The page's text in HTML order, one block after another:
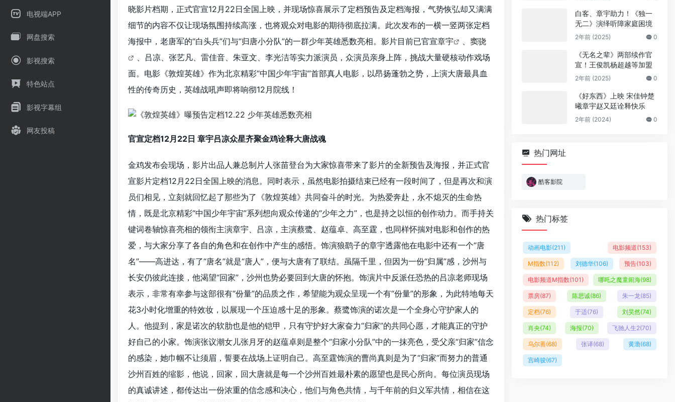
电视端APP
网盘搜索
影视搜索
特色站点
影视字幕组
网友投稿
晓影片档期，正式官宣12月22日全国上映，并现场惊喜展示了定档预告及定档海报，气势恢弘却又满满
细节的内容不仅让现场氛围持续高涨，也将观众对电影的期待彻底拉满。此次发布的一横一竖两张定档
海报中，老唐军的“白头兵”们与“归唐小分队”的一群少年英雄悉数亮相。影片目前已官宣章宇 、 窦骁
、吕凉、张艺凡、雷佳音、朱亚文、李光洁等实力派演员，众演员亲身上阵，挑战大量硬核动作戏场
面。电影《敦煌英雄》作为北京精彩“中国少年宇宙”首部真人电影，以昂扬蓬勃之势，上演大唐最具血
性的传奇历史，英雄战吼声即将响彻12月院线！
官宣定档12月22日 章宇吕凉众星齐聚金鸡诠释大唐战魂
金鸡发布会现场，影片出品人兼总制片人张苗登台为大家惊喜带来了影片的全新预告及海报，并正式官
宣影片定档12月22日全国上映的消息。同时表示，虽然电影拍摄结束已经有一段时间了，但是再次和演
员们相见，立刻就回忆起了那些为了《敦煌英雄》共同奋斗的时光。为热爱奔赴，永不熄灭的生命热
情，既是北京精彩“中国少年宇宙”系列想向观众传递的“少年之力”，也是持之以恒的创作动力。而手持关
键词卷轴惊喜亮相的领衔主演章宇、吕凉，主演蔡鹭、赵蕴卓、高至霆，也同样怀揣对电影和创作的热
爱，与大家分享了各自的角色和在创作中产生的感悟。饰演狼鹞子的章宇透露他在电影中还有一个“唐
名”——高进达，有了“唐名”就是“唐人”，便与大唐有了联结。虽隔千里，但因为一份“归属”感，沙州与
长安仍彼此连接，他渴望“回家”，沙州也势必要回到大唐的怀抱。饰演片中反派任恐热的吕凉老师现场
表示，非常有幸参与这部很有“份量”的品质之作，希望能为观众呈现一个有“份量”的形象，为此特地每天
花3小时化增重的特效妆，以展现一个压迫感十足的形象。蔡鹭饰演的诺次是一个全身心守护家人的
人。他提到，家是诺次的软肋也是他的铠甲，只有守护好大家奋力“归家”的共同心愿，才能真正的守护
好自己的小家。饰演张议潮女儿张月牙的赵蕴卓则是整个“归家小分队”中的一抹亮色，受父亲“归家”信念
的感染，她巾帼不让须眉，誓要在战场上证明自己。高至霆饰演的曹尚真则是为了“归家”而努力的普通
沙州百姓的缩影，他说，回家，回大唐就是每一个沙州百姓最朴素的愿望也是民心所向。每位演员现场
的真诚讲述，都传达出一份浓重的信念感和决心，他们与角色共情，与千年前的归义军共情，相信在这
白客、章宇助力！《独一
无二》演绎听障家庭困境
2年前 (2025) 0
《无名之辈》两部续作官
宣！王俊凯杨超越等加盟
2年前 (2025) 0
《好东西》上映 宋佳钟楚
曦章宇赵又廷诠释快乐
2年前 (2024) 0
热门网址
酷客影院
热门标签
动画电影(211) 电影频道(153)
M指数(112) 刘德华(106) 预告(103)
电影频道M指数(101) 哪吒之魔童闹海(98)
票房(87) 陈思诚(86) 朱一龙(85)
定档(76) 于适(76) 刘昊然(74)
肖央(74) 海报(70) 飞驰人生2(70)
乌尔善(68) 张译(68) 黄渤(68)
宫崎骏(67)